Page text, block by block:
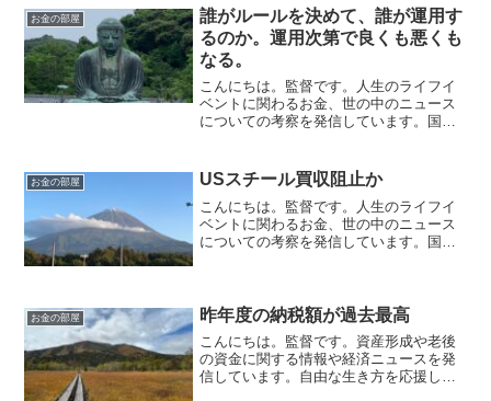
しばらくの間不定期に更新します（プロ
モーションを含みます...
お金の部屋
誰がルールを決めて、誰が運用す
るのか。運用次第で良くも悪くも
なる。
こんにちは。監督です。人生のライフイ
ベントに関わるお金、世の中のニュース
についての考察を発信しています。国家
しばらくの間不定期に更新します（プロ
モーションを含みます...
お金の部屋 USスチール買収阻止か
こんにちは。監督です。人生のライフイ
ベントに関わるお金、世の中のニュース
についての考察を発信しています。国家
ョンを含みます）。...
お金の部屋 昨年度の納税額が過去最高
こんにちは。監督です。資産形成や老後
の資金に関する情報や経済ニュースを発
信しています。自由な生き方を応援して